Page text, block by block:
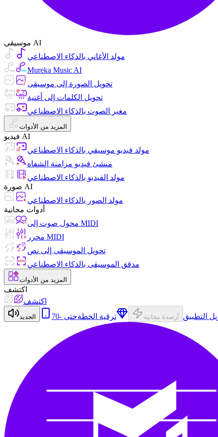
موسيقى AI
مولد الأغاني بالذكاء الاصطناعي
Mureka Music AI
تحويل الصورة إلى موسيقى
تحويل الكلمات إلى أغنية
مغير الصوت بالذكاء الاصطناعي
المزيد من الأدوات
فيديو AI
مولد فيديو موسيقي بالذكاء الاصطناعي
منشئ فيديو مزامنة الشفاه
مولد الفيديو بالذكاء الاصطناعي
صورة AI
مولد الصور بالذكاء الاصطناعي
أدوات مجانية
محول صوت إلى MIDI
محرر MIDI
تحويل الموسيقى إلى نص
مدقق الموسيقى بالذكاء الاصطناعي
المزيد من الأدوات
اكتشف
اكتشف
الجديد التطبيق أرصدة مجانية ترقية الخطة